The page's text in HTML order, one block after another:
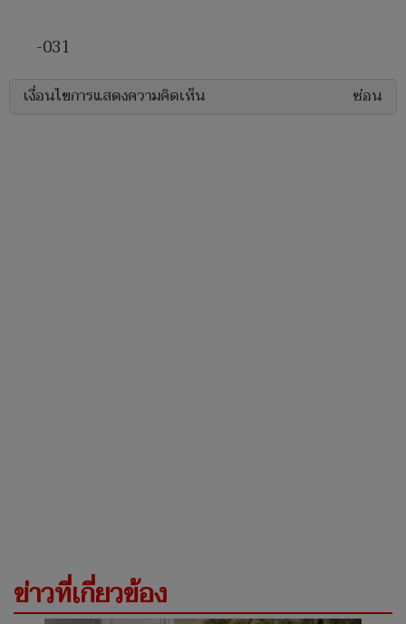
-031
เงื่อนไขการแสดงความคิดเห็น ซ่อน
ข่าวที่เกี่ยวข้อง